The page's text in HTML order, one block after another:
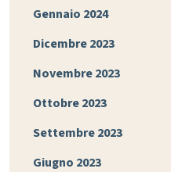
Gennaio 2024
Dicembre 2023
Novembre 2023
Ottobre 2023
Settembre 2023
Giugno 2023